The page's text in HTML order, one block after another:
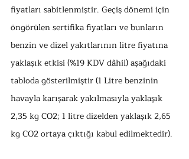
fiyatları sabitlenmiştir. Geçiş dönemi için
öngörülen sertifika fiyatları ve bunların
benzin ve dizel yakıtlarının litre fiyatına
yaklaşık etkisi (%19 KDV dâhil) aşağıdaki
tabloda gösterilmiştir (1 Litre benzinin
havayla karışarak yakılmasıyla yaklaşık
2,35 kg CO2; 1 litre dizelden yaklaşık 2,65
kg CO2 ortaya çıktığı kabul edilmektedir).